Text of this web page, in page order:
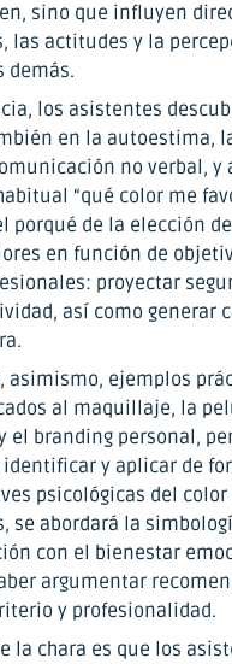
sino que influyen
las actitudes y la
demás.
los asistentes
en la autoestima,
no verbal, y
“qué color me
porqué de la elección de
en función de
proyectar
así como generar
asimismo, ejemplos
al maquillaje, la
el branding personal,
y aplicar de
psicológicas del color
se abordará la
con el bienestar
argumentar
y profesionalidad.
la chara es que los